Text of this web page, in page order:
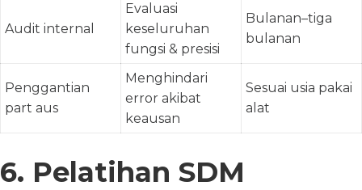
Audit internal
Evaluasi
keseluruhan
fungsi & presisi
Bulanan–tiga
bulanan
Penggantian
part aus
Menghindari
error akibat
keausan
Sesuai usia pakai
alat
6. Pelatihan SDM